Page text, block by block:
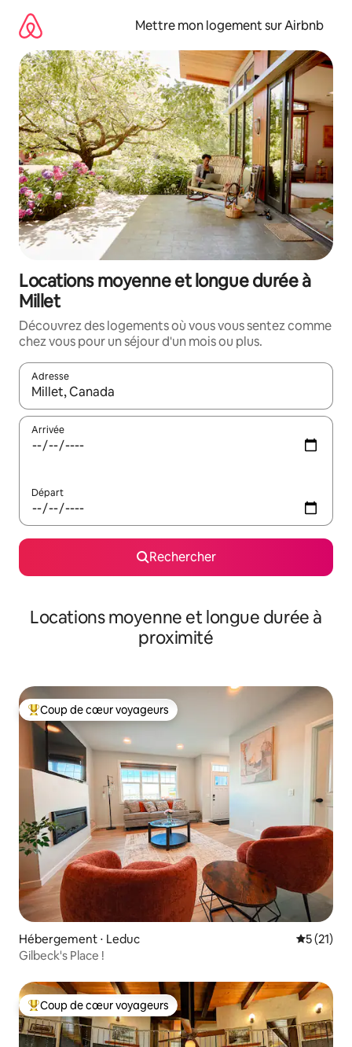
directement
contenu
Mettre mon logement sur Airbnb
Locations moyenne et longue durée à
Millet
Découvrez des logements où vous vous sentez comme
chez vous pour un séjour d'un mois ou plus.
Adresse
Lorsque les résultats s'affichent, utilisez les flèches vers le
Arrivée
Départ
Rechercher
Locations moyenne et longue durée à
proximité
Coups de cœur voyageurs les plus appréciés
Coup de cœur voyageurs
Hébergement ⋅ Leduc
5 (21)
Gilbeck's Place !
Coups de cœur voyageurs les plus appréciés
Coup de cœur voyageurs